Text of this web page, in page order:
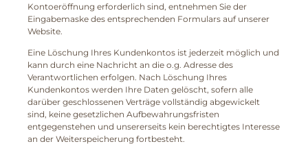
Kontoeröffnung erforderlich sind, entnehmen Sie der
Eingabemaske des entsprechenden Formulars auf unserer
Website.
Eine Löschung Ihres Kundenkontos ist jederzeit möglich und
kann durch eine Nachricht an die o.g. Adresse des
Verantwortlichen erfolgen. Nach Löschung Ihres
Kundenkontos werden Ihre Daten gelöscht, sofern alle
darüber geschlossenen Verträge vollständig abgewickelt
sind, keine gesetzlichen Aufbewahrungsfristen
entgegenstehen und unsererseits kein berechtigtes Interesse
an der Weiterspeicherung fortbesteht.